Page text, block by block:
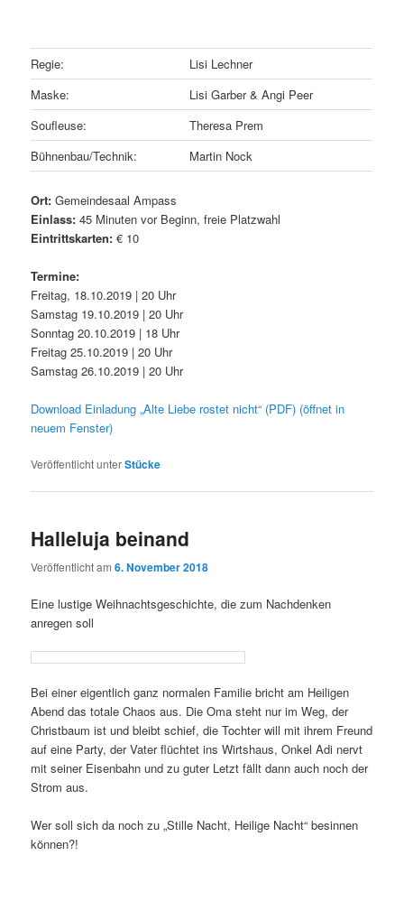
Regie:
Lisi Lechner
Maske:
Lisi Garber & Angi Peer
Soufleuse:
Theresa Prem
Bühnenbau/Technik:
Martin Nock
Ort: Gemeindesaal Ampass
Einlass: 45 Minuten vor Beginn, freie Platzwahl
Eintrittskarten: € 10
Termine:
Freitag, 18.10.2019 | 20 Uhr
Samstag 19.10.2019 | 20 Uhr
Sonntag 20.10.2019 | 18 Uhr
Freitag 25.10.2019 | 20 Uhr
Samstag 26.10.2019 | 20 Uhr
Download Einladung „Alte Liebe rostet nicht“ (PDF) (öffnet in
neuem Fenster)
Veröffentlicht unterStücke
Halleluja beinand
Veröffentlicht am6. November 2018
Eine lustige Weihnachtsgeschichte, die zum Nachdenken
anregen soll
Bei einer eigentlich ganz normalen Familie bricht am Heiligen
Abend das totale Chaos aus. Die Oma steht nur im Weg, der
Christbaum ist und bleibt schief, die Tochter will mit ihrem Freund
auf eine Party, der Vater flüchtet ins Wirtshaus, Onkel Adi nervt
mit seiner Eisenbahn und zu guter Letzt fällt dann auch noch der
Strom aus.
Wer soll sich da noch zu „Stille Nacht, Heilige Nacht“ besinnen
können?!